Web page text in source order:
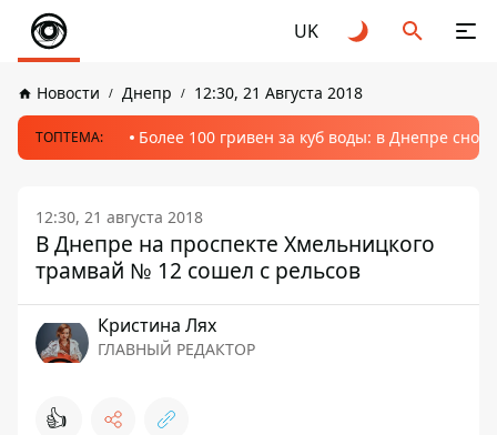
UK
Новости Днепр 12:30, 21 Августа 2018
ТОПТЕМА: Более 100 гривен за куб воды: в Днепре
12:30, 21 августа 2018
В Днепре на проспекте Хмельницкого
трамвай № 12 сошел с рельсов
Кристина Лях
ГЛАВНЫЙ РЕДАКТОР
👍